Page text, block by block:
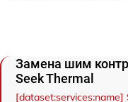
Замена шим
Seek Thermal
[dataset:services:name]